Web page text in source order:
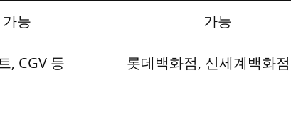
가능 가능
, CGV 등 롯데백화점, 신세계백화